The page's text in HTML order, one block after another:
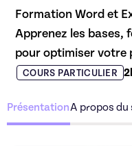
Formation Word et
Apprenez les bases,
pour optimiser votre
COURS PARTICULIER
PrésentationA propos du